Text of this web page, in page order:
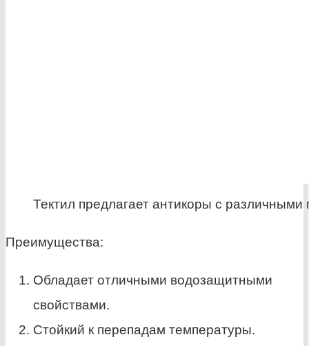
Тектил предлагает антикоры с различными
Преимущества:
Обладает отличными водозащитными
свойствами.
Стойкий к перепадам температуры.